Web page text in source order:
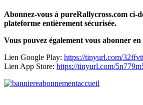
Abonnez-vous à pureRallycross.com ci-
plateforme entièrement sécurisée.
Vous pouvez également vous abonner
Lien Google Play: https://tinyurl.com/
Lien App Store: https://tinyurl.com/